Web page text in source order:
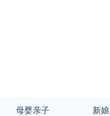
母婴亲子 新